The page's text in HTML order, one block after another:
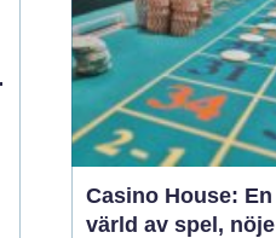
Casino House: En
värld av spel, nöje